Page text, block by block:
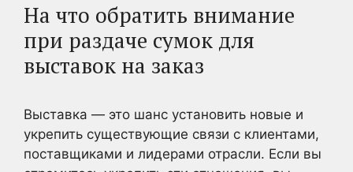
На что обратить внимание
при раздаче сумок для
выставок на заказ
Выставка — это шанс установить новые и
укрепить существующие связи с клиентами,
поставщиками и лидерами отрасли. Если вы